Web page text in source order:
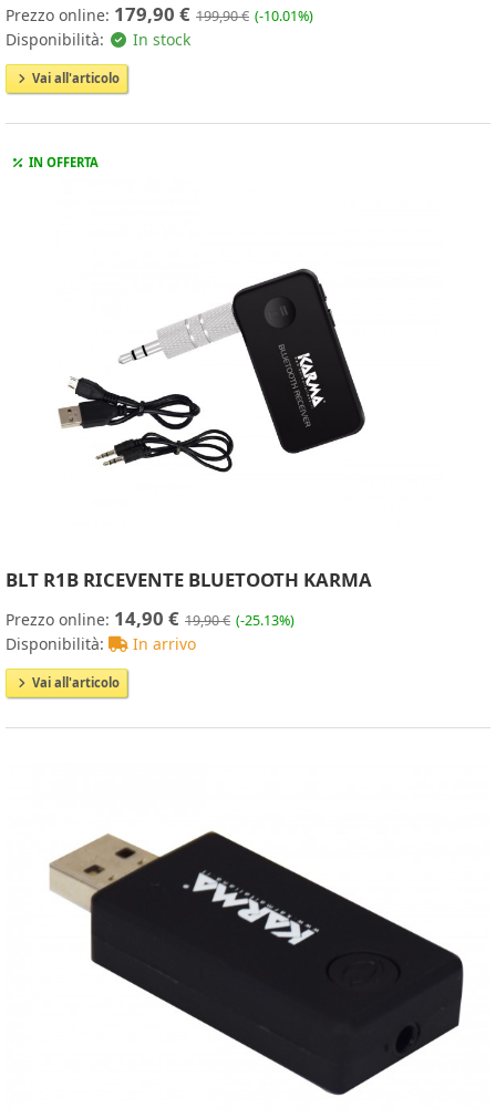
Prezzo online: 179,90 € 199,90 € (-10.01%)
Disponibilità: In stock
Vai all'articolo
IN OFFERTA
BLT R1B RICEVENTE BLUETOOTH KARMA
Prezzo online: 14,90 € 19,90 € (-25.13%)
Disponibilità: In arrivo
Vai all'articolo